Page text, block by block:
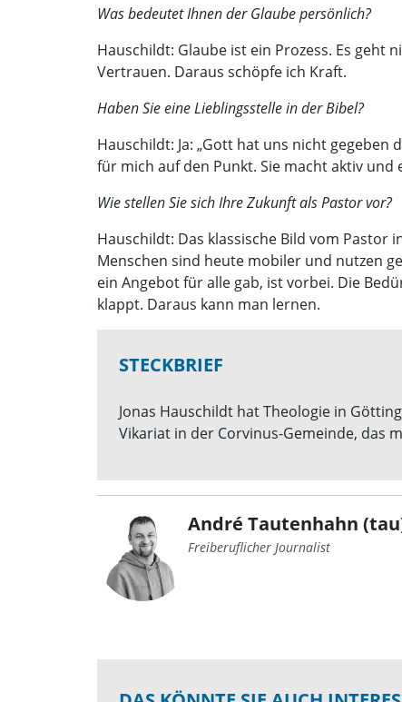
Was bedeutet Ihnen der Glaube persönlich?
Hauschildt: Glaube ist ein Prozess. Es geht
Vertrauen. Daraus schöpfe ich Kraft.
Haben Sie eine Lieblingsstelle in der Bibel?
Hauschildt: Ja: „Gott hat uns nicht
für mich auf den Punkt. Sie macht aktiv
Wie stellen Sie sich Ihre Zukunft als Pastor vor?
Hauschildt: Das klassische Bild vom
Menschen sind heute mobiler und nutzen
ein Angebot für alle gab, ist vorbei. Die
klappt. Daraus kann man lernen.
STECKBRIEF
Jonas Hauschildt hat Theologie in
Vikariat in der Corvinus-Gemeinde, das
André Tautenhahn
Freiberuflicher Journalist